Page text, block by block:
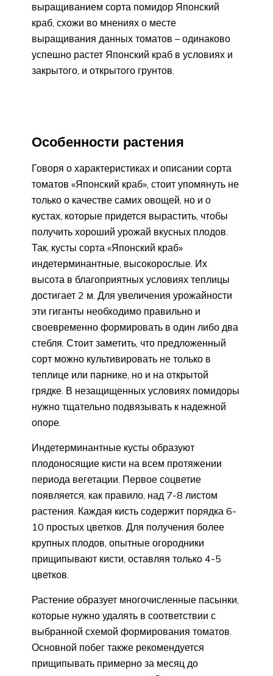
выращиванием сорта помидор Японский
краб, схожи во мнениях о месте
выращивания данных томатов – одинаково
успешно растет Японский краб в условиях и
закрытого, и открытого грунтов.
Особенности растения
Говоря о характеристиках и описании сорта
томатов «Японский краб», стоит упомянуть не
только о качестве самих овощей, но и о
кустах, которые придется вырастить, чтобы
получить хороший урожай вкусных плодов.
Так, кусты сорта «Японский краб»
индетерминантные, высокорослые. Их
высота в благоприятных условиях теплицы
достигает 2 м. Для увеличения урожайности
эти гиганты необходимо правильно и
своевременно формировать в один либо два
стебля. Стоит заметить, что предложенный
сорт можно культивировать не только в
теплице или парнике, но и на открытой
грядке. В незащищенных условиях помидоры
нужно тщательно подвязывать к надежной
опоре.
Индетерминантные кусты образуют
плодоносящие кисти на всем протяжении
периода вегетации. Первое соцветие
появляется, как правило, над 7-8 листом
растения. Каждая кисть содержит порядка 6-
10 простых цветков. Для получения более
крупных плодов, опытные огородники
прищипывают кисти, оставляя только 4-5
цветков.
Растение образует многочисленные пасынки,
которые нужно удалять в соответствии с
выбранной схемой формирования томатов.
Основной побег также рекомендуется
прищипывать примерно за месяц до